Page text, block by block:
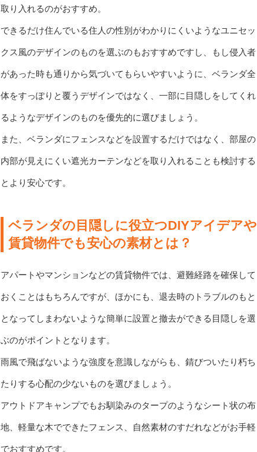
取り入れるのがおすすめ。
できるだけ住んでいる住人の性別がわかりにくいようなユニセッ
クス風のデザインのものを選ぶのもおすすめですし、もし侵入者
があった時も通りから気づいてもらいやすいように、ベランダ全
体をすっぽりと覆うデザインではなく、一部に目隠しをしてくれ
るようなデザインのものを優先的に選びましょう。
また、ベランダにフェンスなどを設置するだけではなく、部屋の
内部が見えにくい遮光カーテンなどを取り入れることも検討する
とより安心です。
ベランダの目隠しに役立つDIYアイデアや
賃貸物件でも安心の素材とは？
アパートやマンションなどの賃貸物件では、避難経路を確保して
おくことはもちろんですが、ほかにも、退去時のトラブルのもと
となってしまわないような簡単に設置と撤去ができる目隠しを選
ぶのがポイントとなります。
雨風で飛ばないような強度を意識しながらも、錆びついたり朽ち
たりする心配の少ないものを選びましょう。
アウトドアキャンプでもお馴染みのタープのようなシート状の布
地、軽量な木でできたフェンス、自然素材のすだれなどがお手軽
でおすすめです。